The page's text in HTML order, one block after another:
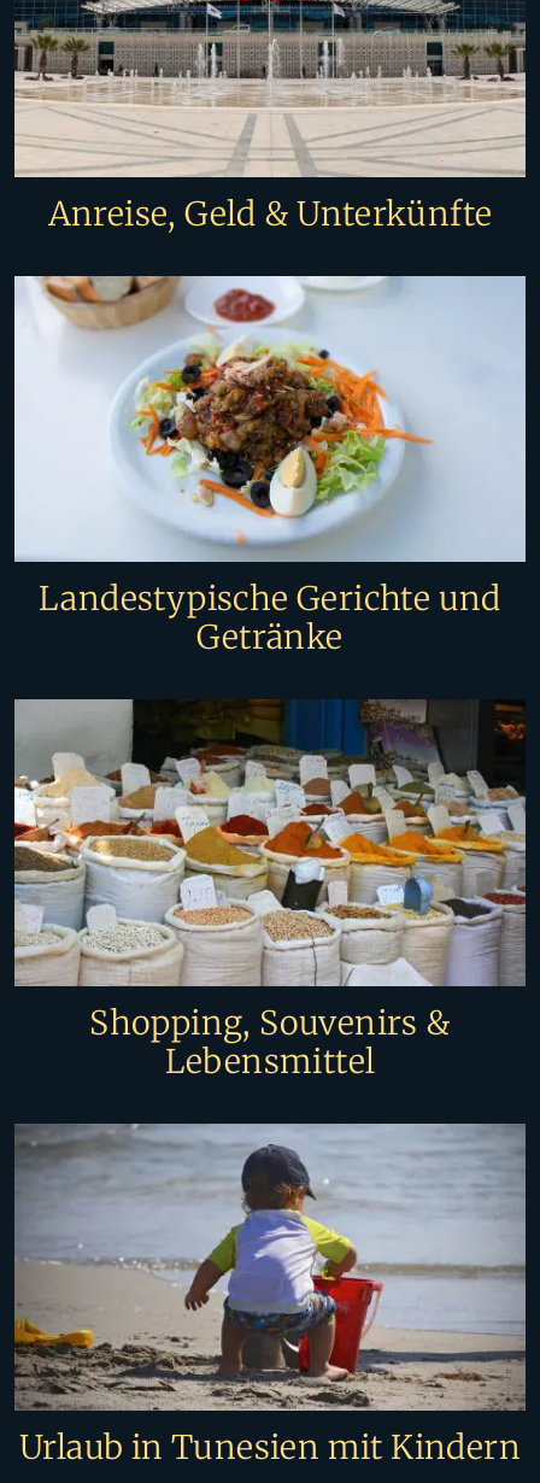
Anreise, Geld & Unterkünfte
Landestypische Gerichte und
Getränke
Shopping, Souvenirs &
Lebensmittel
Urlaub in Tunesien mit Kindern